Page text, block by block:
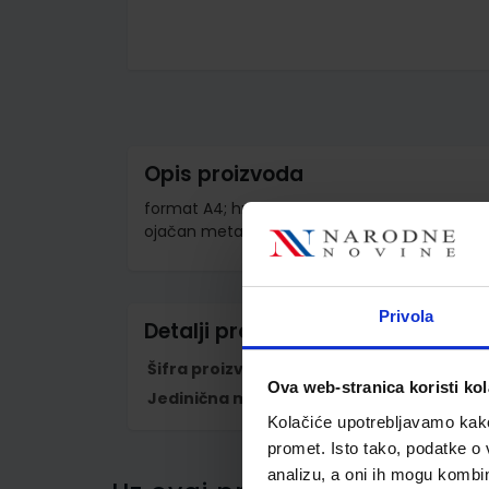
Privola
Ova web-stranica koristi
Kolačiće upotrebljavamo
promet. Isto tako, podatke
analizu, a oni ih mogu
gallery
Opis proizvoda
format A4; hrbat širine 8 cm; sa
ojačan metalnim letvicama
Detalji proizvoda
Šifra proizvoda
Jedinična mjera
kom